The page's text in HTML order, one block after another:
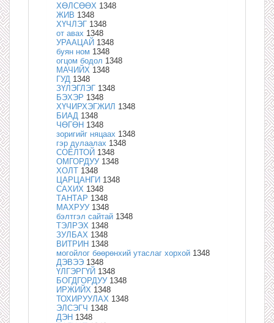
ХӨЛСӨӨХ 1348
ЖИВ 1348
ХҮЧЛЭГ 1348
от авах 1348
УРААЦАЙ 1348
буян ном 1348
огцом бодол 1348
МАЧИЙХ 1348
ГУД 1348
ЗҮЛЭГЛЭГ 1348
БЭХЭР 1348
ХҮЧИРХЭГЖИЛ 1348
БИАД 1348
ЧӨГӨН 1348
зоригийг няцаах 1348
гэр дулаалах 1348
СОЁЛТОЙ 1348
ОМГОРДУУ 1348
ХОЛТ 1348
ЦАРЦАНГИ 1348
САХИХ 1348
ТАНТАР 1348
МАХРУУ 1348
бэлтгэл сайтай 1348
ТЭЛРЭХ 1348
ЗУЛБАХ 1348
ВИТРИН 1348
могойлог бөөрөнхий утаслаг хорхой 1348
ДЭВЭЭ 1348
ҮЛГЭРГҮЙ 1348
БОГДГОРДУУ 1348
ИРЖИЙХ 1348
ТОХИРУУЛАХ 1348
ЭЛСЭГЧ 1348
ДЭН 1348